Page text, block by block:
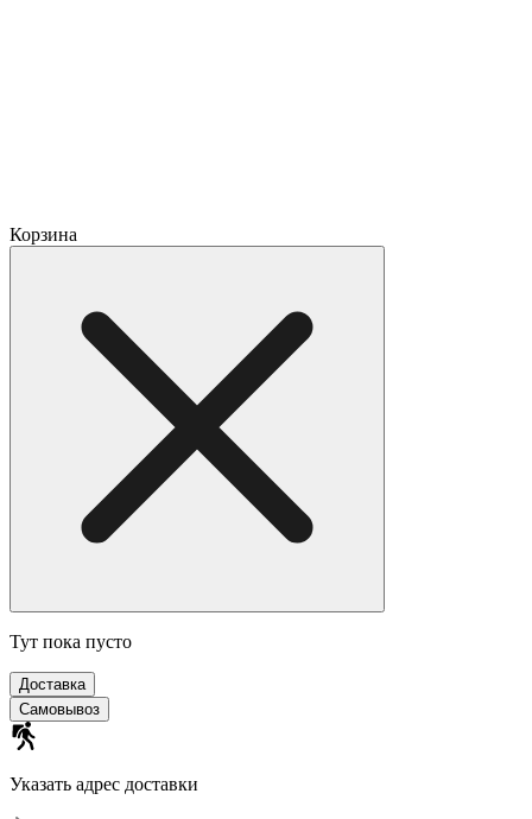
Корзина
Тут пока пусто
Доставка
Самовывоз
Указать адрес доставки